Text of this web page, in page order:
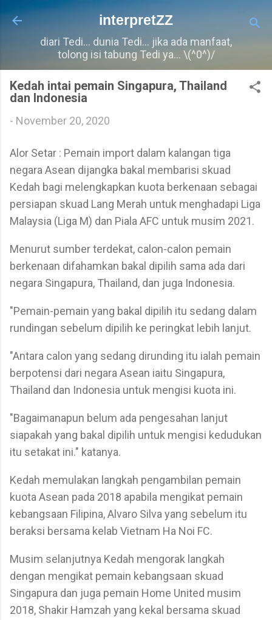
Langkau ke kandungan utama
interpretZZ
diari Tedi... dunia Tedi... jika ada manfaat,
tolong isi tabung Tedi ya... \(^0^)/
Kedah intai pemain Singapura, Thailand
dan Indonesia
- November 20, 2020
Alor Setar : Pemain import dalam kalangan tiga
negara Asean dijangka bakal membarisi skuad
Kedah bagi melengkapkan kuota berkenaan sebagai
persiapan skuad Lang Merah untuk menghadapi Liga
Malaysia (Liga M) dan Piala AFC untuk musim 2021.
Menurut sumber terdekat, calon-calon pemain
berkenaan difahamkan bakal dipilih sama ada dari
negara Singapura, Thailand, dan juga Indonesia.
"Pemain-pemain yang bakal dipilih itu sedang dalam
rundingan sebelum dipilih ke peringkat lebih lanjut.
"Antara calon yang sedang dirunding itu ialah pemain
berpotensi dari negara Asean iaitu Singapura,
Thailand dan Indonesia untuk mengisi kuota ini.
"Bagaimanapun belum ada pengesahan lanjut
siapakah yang bakal dipilih untuk mengisi kedudukan
itu setakat ini." katanya.
Kedah memulakan langkah pengambilan pemain
kuota Asean pada 2018 apabila mengikat pemain
kebangsaan Filipina, Alvaro Silva yang sebelum itu
beraksi bersama kelab Vietnam Ha Noi FC.
Musim selanjutnya Kedah mengorak langkah
dengan mengikat pemain kebangsaan skuad
Singapura dan juga pemain Home United musim
2018, Shakir Hamzah yang kekal bersama skuad